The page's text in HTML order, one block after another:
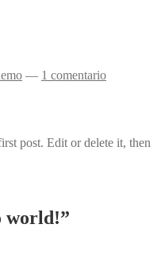
— 1 comentario
post. Edit or delete it, then
world!”